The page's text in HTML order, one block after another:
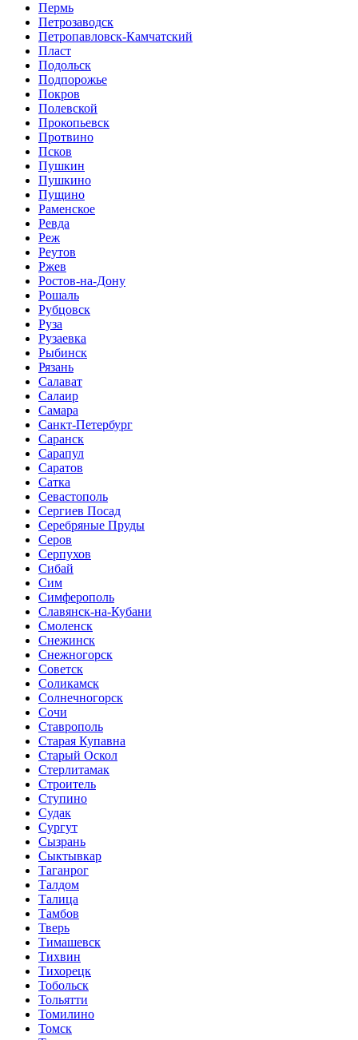
Пермь
Петрозаводск
Петропавловск-Камчатский
Пласт
Подольск
Подпорожье
Покров
Полевской
Прокопьевск
Протвино
Псков
Пушкин
Пушкино
Пущино
Раменское
Ревда
Реж
Реутов
Ржев
Ростов-на-Дону
Рошаль
Рубцовск
Руза
Рузаевка
Рыбинск
Рязань
Салават
Салаир
Самара
Санкт-Петербург
Саранск
Сарапул
Саратов
Сатка
Севастополь
Сергиев Посад
Серебряные Пруды
Серов
Серпухов
Сибай
Сим
Симферополь
Славянск-на-Кубани
Смоленск
Снежинск
Снежногорск
Советск
Соликамск
Солнечногорск
Сочи
Ставрополь
Старая Купавна
Старый Оскол
Стерлитамак
Строитель
Ступино
Судак
Сургут
Сызрань
Сыктывкар
Таганрог
Талдом
Талица
Тамбов
Тверь
Тимашевск
Тихвин
Тихорецк
Тобольск
Тольятти
Томилино
Томск